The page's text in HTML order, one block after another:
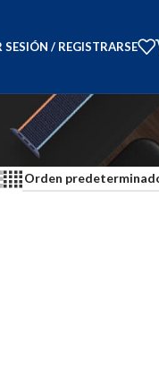
SESIÓN / REGISTRARSE